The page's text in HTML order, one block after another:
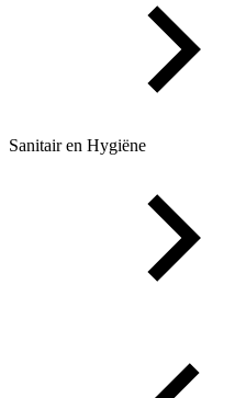
Sanitair en Hygiëne